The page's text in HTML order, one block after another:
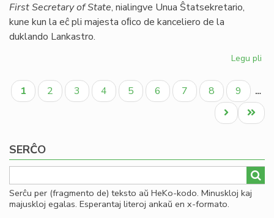
First Secretary of State, nialingve Unua Ŝtatsekretario,
kune kun la eĉ pli majesta oﬁco de kanceliero de la
duklando Lankastro.
Legu pli
Pagination
Aktuala
paĝo
1 Paĝo
2 Paĝo
3 Paĝo
4 Paĝo
5 Paĝo
6 Paĝo
7 Paĝo
8 Paĝo
9 …
Last
page
Next
page
SERĈO
Serĉu per (fragmento de) teksto aŭ HeKo-kodo. Minuskloj kaj
majuskloj egalas. Esperantaj literoj ankaŭ en x-formato.